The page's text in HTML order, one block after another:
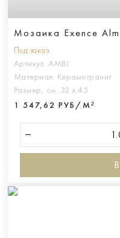
Мозаика Exence
Под заказ
Артикул: AMBJ
Материал: Керамогранит
Размер, см: 32 х 45
1 547,62 РУБ/М²